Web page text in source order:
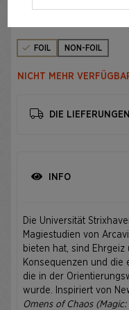
FOIL NON-FOIL
NICHT MEHR
DIE
INFO
Die Universität
Magiestudien von
bieten hat, sind Ehrgeiz
Konsequenzen und die
die in der
wurde. Inspiriert von
Omens of Chaos